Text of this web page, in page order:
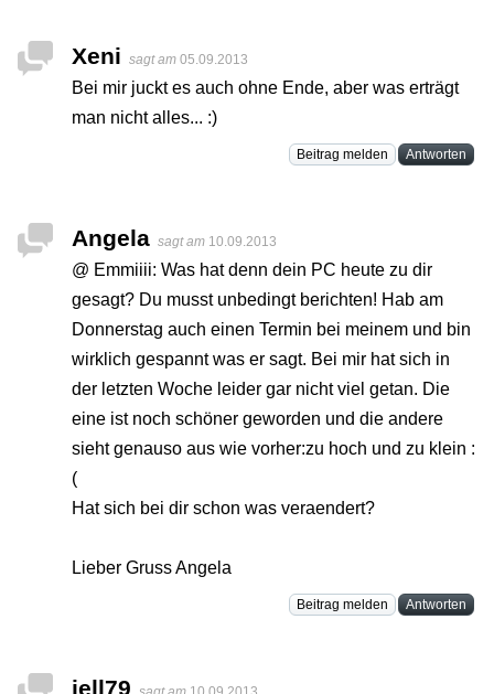
Xeni sagt am 05.09.2013
Bei mir juckt es auch ohne Ende, aber was erträgt
man nicht alles... :)
Beitrag melden Antworten
Angela sagt am 10.09.2013
@ Emmiiii: Was hat denn dein PC heute zu dir
gesagt? Du musst unbedingt berichten! Hab am
Donnerstag auch einen Termin bei meinem und bin
wirklich gespannt was er sagt. Bei mir hat sich in
der letzten Woche leider gar nicht viel getan. Die
eine ist noch schöner geworden und die andere
sieht genauso aus wie vorher:zu hoch und zu klein :
(
Hat sich bei dir schon was veraendert?
Lieber Gruss Angela
Beitrag melden Antworten
jell79